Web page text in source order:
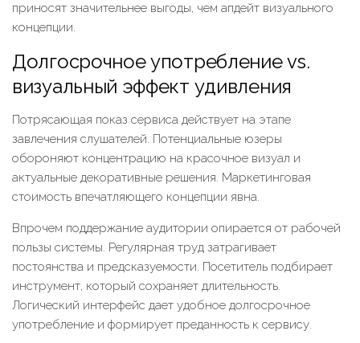
приносят значительнее выгоды, чем апдейт визуального
концепции.
Долгосрочное употребление vs.
визуальный эффект удивления
Потрясающая показ сервиса действует на этапе
завлечения слушателей. Потенциальные юзеры
обороняют концентрацию на красочное визуал и
актуальные декоративные решения. Маркетинговая
стоимость впечатляющего концепции явна.
Впрочем поддержание аудитории опирается от рабочей
пользы системы. Регулярная труд затрагивает
постоянства и предсказуемости. Посетитель подбирает
инструмент, который сохраняет длительность.
Логический интерфейс дает удобное долгосрочное
употребление и формирует преданность к сервису.